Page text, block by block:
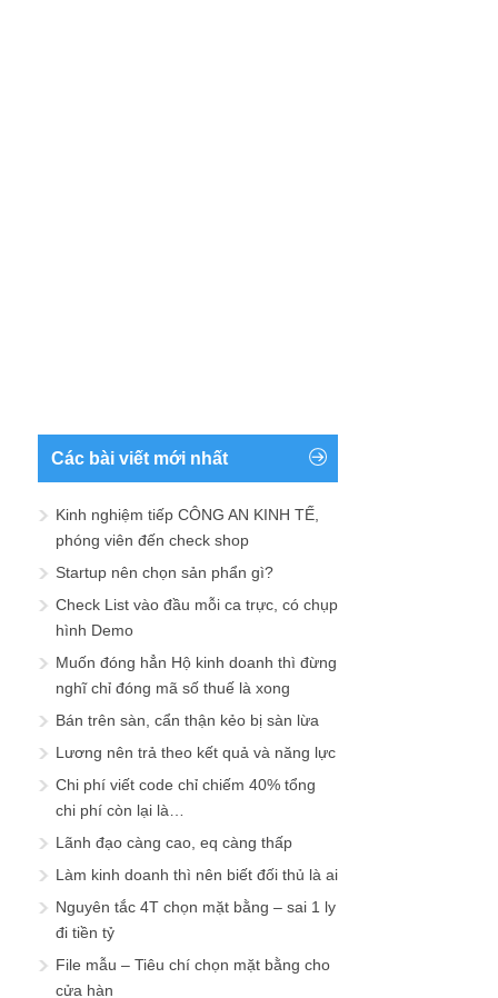
Các bài viết mới nhất
Kinh nghiệm tiếp CÔNG AN KINH TẾ,
phóng viên đến check shop
Startup nên chọn sản phẩn gì?
Check List vào đầu mỗi ca trực, có chụp
hình Demo
Muốn đóng hẳn Hộ kinh doanh thì đừng
nghĩ chỉ đóng mã số thuế là xong
Bán trên sàn, cẩn thận kẻo bị sàn lừa
Lương nên trả theo kết quả và năng lực
Chi phí viết code chỉ chiếm 40% tổng
chi phí còn lại là…
Lãnh đạo càng cao, eq càng thấp
Làm kinh doanh thì nên biết đối thủ là ai
Nguyên tắc 4T chọn mặt bằng – sai 1 ly
đi tiền tỷ
File mẫu – Tiêu chí chọn mặt bằng cho
cửa hàn